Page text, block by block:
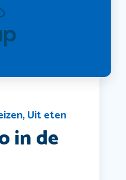
,Uit eten
in de